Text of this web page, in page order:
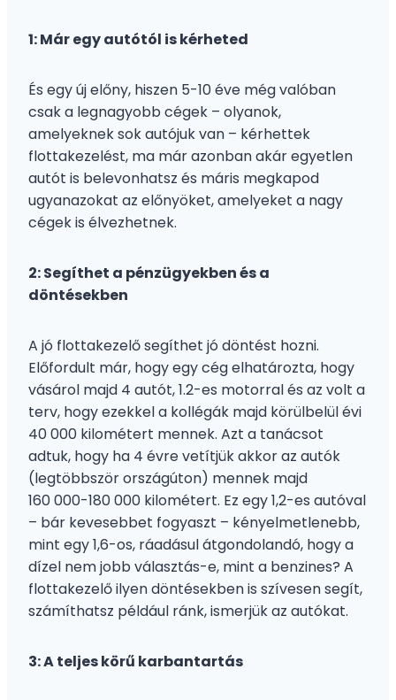
1: Már egy autótól is kérheted
És egy új előny, hiszen 5-10 éve még valóban
csak a legnagyobb cégek – olyanok,
amelyeknek sok autójuk van – kérhettek
flottakezelést, ma már azonban akár egyetlen
autót is belevonhatsz és máris megkapod
ugyanazokat az előnyöket, amelyeket a nagy
cégek is élvezhetnek.
2: Segíthet a pénzügyekben és a
döntésekben
A jó flottakezelő segíthet jó döntést hozni.
Előfordult már, hogy egy cég elhatározta, hogy
vásárol majd 4 autót, 1.2-es motorral és az volt a
terv, hogy ezekkel a kollégák majd körülbelül évi
40 000 kilométert mennek. Azt a tanácsot
adtuk, hogy ha 4 évre vetítjük akkor az autók
(legtöbbször országúton) mennek majd
160 000-180 000 kilométert. Ez egy 1,2-es autóval
– bár kevesebbet fogyaszt – kényelmetlenebb,
mint egy 1,6-os, ráadásul átgondolandó, hogy a
dízel nem jobb választás-e, mint a benzines? A
flottakezelő ilyen döntésekben is szívesen segít,
számíthatsz például ránk, ismerjük az autókat.
3: A teljes körű karbantartás